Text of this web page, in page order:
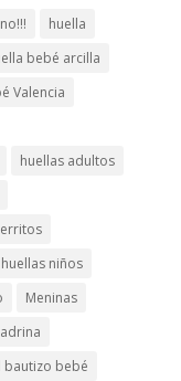
huella
bebé arcilla
Valencia
huellas adultos
huellas niños
Meninas
bautizo bebé